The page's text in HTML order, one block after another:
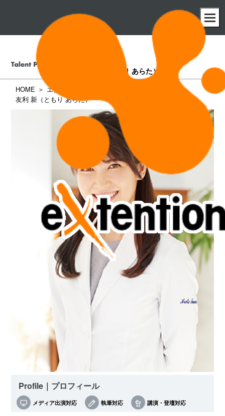
（ともり あらた）
HOME
エクステンション所属タレント一覧
友利 新（ともり あらた）
Profile｜プロフィール
メディア出演対応 執筆対応 講演・登壇対応